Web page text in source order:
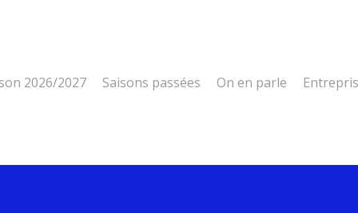
2026/2027 Saisons passées On en parle